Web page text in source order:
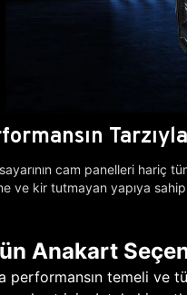
cam panelleri hariç
ve kir tutmayan yapıya sahip,
Anakart
performansın temeli ve